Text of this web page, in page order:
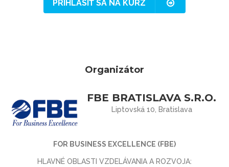
PRIHLÁSIŤ SA NA KURZ
Organizátor
FBE BRATISLAVA S.R.O.
Liptovská 10, Bratislava
FOR BUSINESS EXCELLENCE (FBE)
HLAVNÉ OBLASTI VZDELÁVANIA A ROZVOJA: